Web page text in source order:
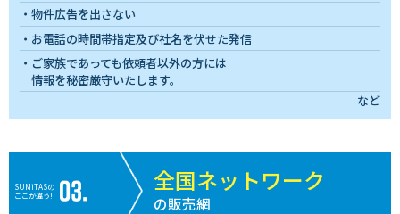
物件広告を出さない
お電話の時間帯指定及び社名を伏せた発信
ご家族であっても依頼者以外の方には
情報を秘密厳守いたします。
など
SUMiTASの
ここが違う!
全国ネットワーク
の販売網